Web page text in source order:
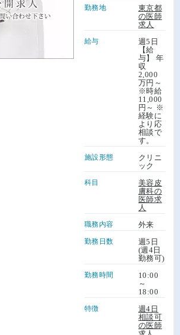
勤務地
東京都
の医師
求人
給与
週5日
【給
与】 年
収
2,000
万円～
※時給
11,000
円～ ※
経験に
より応
相談で
す。
施設形態
クリニ
ック
科目
美容皮
膚科の
医師求
人
職務内容 外来
勤務日数
週5日
(週4日
勤務可)
勤務時間
10:00
～
18:00
特徴
週4日
相談可
の医師